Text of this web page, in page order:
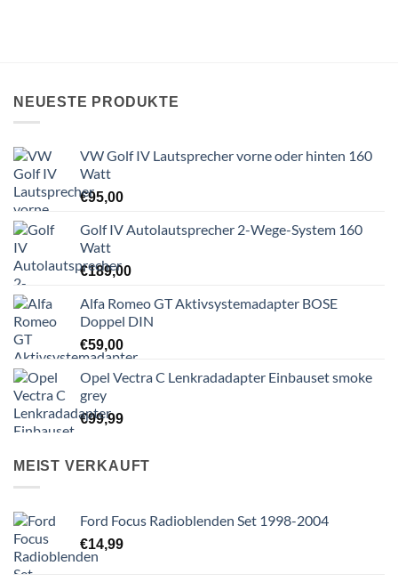
NEUESTE PRODUKTE
VW Golf IV Lautsprecher vorne oder hinten 160
Watt
€95,00
Golf IV Autolautsprecher 2-Wege-System 160
Watt
€189,00
Alfa Romeo GT Aktivsystemadapter BOSE
Doppel DIN
€59,00
Opel Vectra C Lenkradadapter Einbauset smoke
grey
€99,99
MEIST VERKAUFT
Ford Focus Radioblenden Set 1998-2004
€14,99